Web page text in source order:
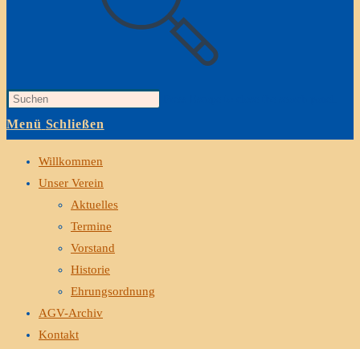
Menü Schließen
Willkommen
Unser Verein
Aktuelles
Termine
Vorstand
Historie
Ehrungsordnung
AGV-Archiv
Kontakt